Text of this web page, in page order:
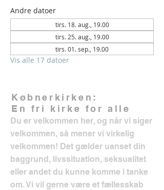
Andre datoer
tirs. 18. aug., 19.00
tirs. 25. aug., 19.00
tirs. 01. sep., 19.00
Vis alle 17 datoer
Købnerkirken:
En fri kirke for alle
Du er velkommen her, og når vi siger
velkommen, så mener vi virkelig
velkommen! Det gælder uanset din
baggrund, livssituation, seksualitet
eller andet du kunne komme i tanke
om. Vi vil gerne være et fællesskab